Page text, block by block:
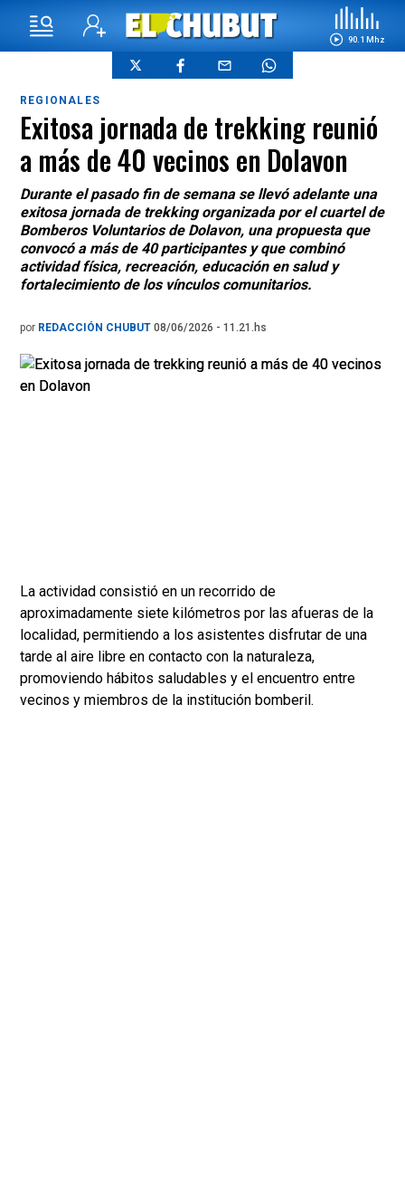
90.1 Mhz
REGIONALES
Exitosa jornada de trekking reunió
a más de 40 vecinos en Dolavon
Durante el pasado fin de semana se llevó adelante una
exitosa jornada de trekking organizada por el cuartel de
Bomberos Voluntarios de Dolavon, una propuesta que
convocó a más de 40 participantes y que combinó
actividad física, recreación, educación en salud y
fortalecimiento de los vínculos comunitarios.
por REDACCIÓN CHUBUT 08/06/2026 - 11.21.hs
La actividad consistió en un recorrido de
aproximadamente siete kilómetros por las afueras de la
localidad, permitiendo a los asistentes disfrutar de una
tarde al aire libre en contacto con la naturaleza,
promoviendo hábitos saludables y el encuentro entre
vecinos y miembros de la institución bomberil.